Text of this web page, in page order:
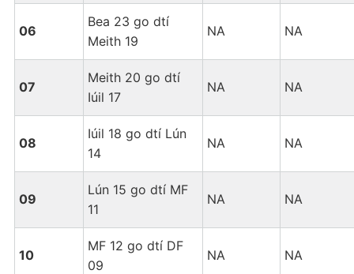
06
Bea 23 go dtí
Meith 19
NA NA
07
Meith 20 go dtí
Iúil 17
NA NA
08
Iúil 18 go dtí Lún
14
NA NA
09
Lún 15 go dtí MF
11
NA NA
10
MF 12 go dtí DF
09
NA NA